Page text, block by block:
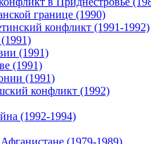
границе (1990)
конфликт (1991-1992)
(1991)
(1991)
(1991)
конфликт (1992)
(1992-1994)
(1979-1989)